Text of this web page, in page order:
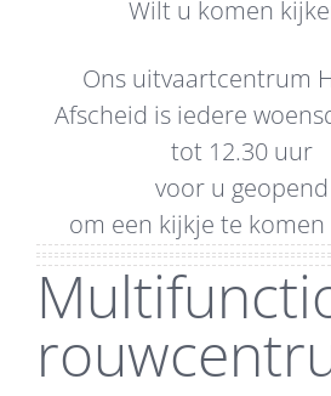
Wilt u komen
Ons uitvaartcentrum
Afscheid is iedere
tot 12.30 uur
voor u geopend
om een kijkje te komen